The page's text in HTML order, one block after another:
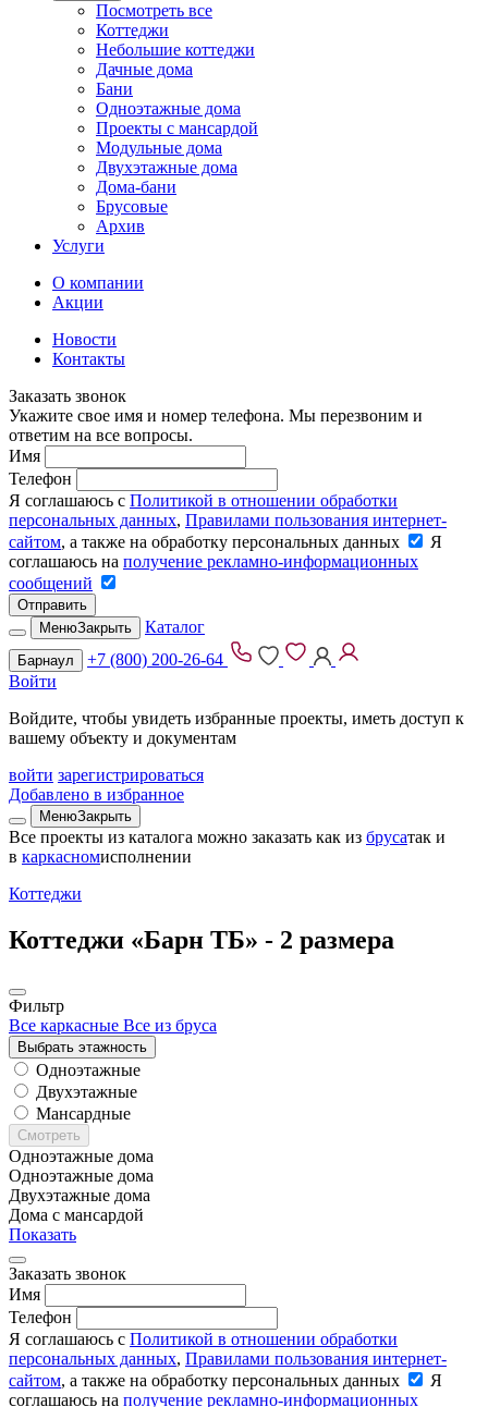
Посмотреть все
Коттеджи
Небольшие коттеджи
Дачные дома
Бани
Одноэтажные дома
Проекты с мансардой
Модульные дома
Двухэтажные дома
Дома-бани
Брусовые
Архив
Услуги
О компании
Акции
Новости
Контакты
Заказать звонок
Укажите свое имя и номер телефона. Мы перезвоним и
ответим на все вопросы.
Имя
Телефон
Я соглашаюсь с Политикой в отношении обработки
персональных данных, Правилами пользования интернет-
сайтом, а также на обработку персональных данных
Я
соглашаюсь на получение рекламно-информационных
сообщений
Отправить
МенюЗакрыть Каталог
Барнаул
+7 (800) 200-26-64
Войти
Войдите, чтобы увидеть избранные проекты, иметь доступ к
вашему объекту и документам
войти зарегистрироваться
Добавлено в избранное
МенюЗакрыть
Все проекты из каталога можно заказать как из брусатак и
в каркасномисполнении
Коттеджи
Коттеджи «Барн ТБ» - 2 размера
Фильтр
Все каркасные Все из бруса
Выбрать этажность
Одноэтажные
Двухэтажные
Мансардные
Смотреть
Одноэтажные дома
Одноэтажные дома
Двухэтажные дома
Дома с мансардой
Показать
Заказать звонок
Имя
Телефон
Я соглашаюсь с Политикой в отношении обработки
персональных данных, Правилами пользования интернет-
сайтом, а также на обработку персональных данных
Я
соглашаюсь на получение рекламно-информационных